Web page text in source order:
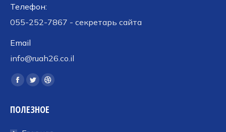
Телефон:
055-252-7867 - секретарь сайта
Email
info@ruah26.co.il
Ищите нас:
Страница
открывается
Страница
открывается
Страница
открывается
ПОЛЕЗНОЕ